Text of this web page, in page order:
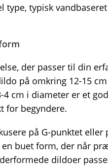
type, typisk
der passer til din
på omkring 12-15
4 cm i diameter er et
for begyndere.
på G-punktet eller
buet form, der når
dildoer